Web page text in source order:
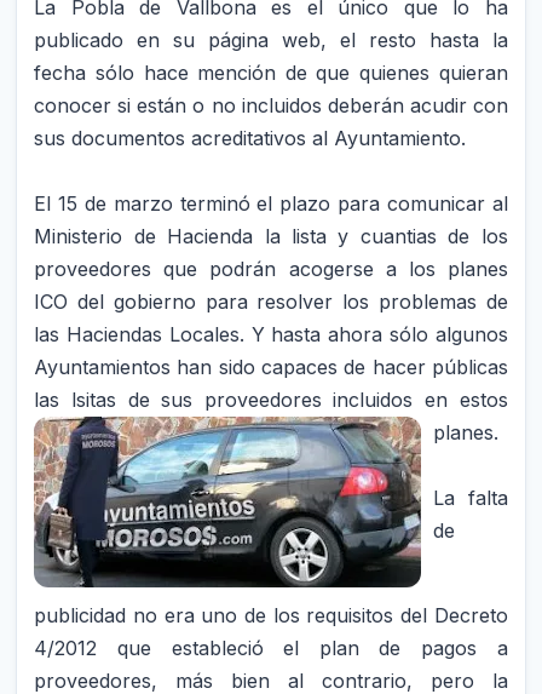
La Pobla de Vallbona es el único que lo ha
publicado en su página web, el resto hasta la
fecha sólo hace mención de que quienes quieran
conocer si están o no incluidos deberán acudir con
sus documentos acreditativos al Ayuntamiento.
El 15 de marzo terminó el plazo para comunicar al
Ministerio de Hacienda la lista y cuantias de los
proveedores que podrán acogerse a los planes
ICO del gobierno para resolver los problemas de
las Haciendas Locales. Y hasta ahora sólo algunos
Ayuntamientos han sido capaces de hacer públicas
las lsitas de sus proveedores incluidos en estos
planes.
La falta
de
publicidad no era uno de los requisitos del Decreto
4/2012 que estableció el plan de pagos a
proveedores, más bien al contrario, pero la